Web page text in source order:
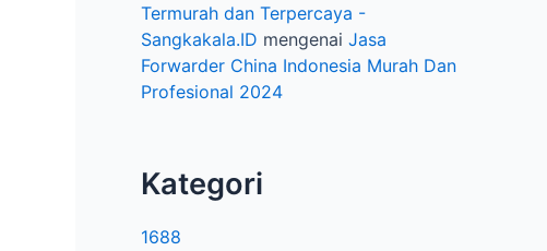
Termurah dan Terpercaya -
Sangkakala.ID mengenai Jasa
Forwarder China Indonesia Murah Dan
Profesional 2024
Kategori
1688